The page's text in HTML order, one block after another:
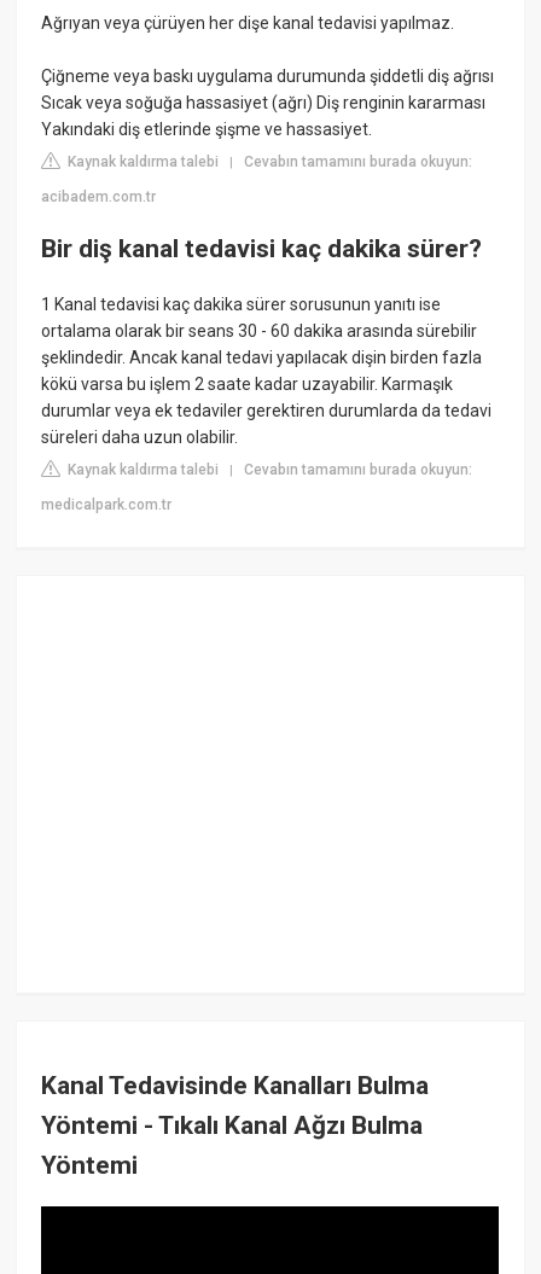
Ağrıyan veya çürüyen her dişe kanal tedavisi yapılmaz.
Çiğneme veya baskı uygulama durumunda şiddetli diş ağrısı
Sıcak veya soğuğa hassasiyet (ağrı) Diş renginin kararması
Yakındaki diş etlerinde şişme ve hassasiyet.
Kaynak kaldırma talebi |Cevabın tamamını burada okuyun:
acibadem.com.tr
Bir diş kanal tedavisi kaç dakika sürer?
1 Kanal tedavisi kaç dakika sürer sorusunun yanıtı ise
ortalama olarak bir seans 30 - 60 dakika arasında sürebilir
şeklindedir. Ancak kanal tedavi yapılacak dişin birden fazla
kökü varsa bu işlem 2 saate kadar uzayabilir. Karmaşık
durumlar veya ek tedaviler gerektiren durumlarda da tedavi
süreleri daha uzun olabilir.
Kaynak kaldırma talebi |Cevabın tamamını burada okuyun:
medicalpark.com.tr
Kanal Tedavisinde Kanalları Bulma
Yöntemi - Tıkalı Kanal Ağzı Bulma
Yöntemi